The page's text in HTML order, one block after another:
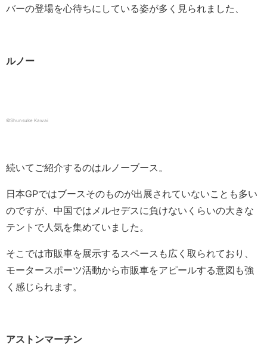
バーの登場を心待ちにしている姿が多く見られました、
ルノー
©Shunsuke Kawai
続いてご紹介するのはルノーブース。
日本GPではブースそのものが出展されていないことも多い
のですが、中国ではメルセデスに負けないくらいの大きな
テントで人気を集めていました。
そこでは市販車を展示するスペースも広く取られており、
モータースポーツ活動から市販車をアピールする意図も強
く感じられます。
アストンマーチン